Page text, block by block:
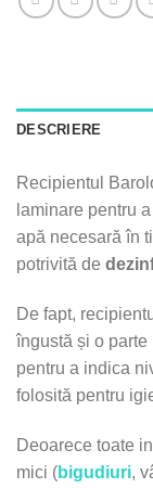
DESCRIERE
Recipientul
laminare pentru
apă necesară în
potrivită de
De fapt,
îngustă și o
pentru a indica
folosită pentru
Deoarece toate
mici (bigudiuri,